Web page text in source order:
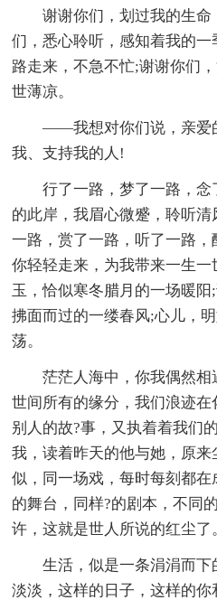
谢谢你们，划过我的生
们，悉心聆听，感知着我的
路走来，不急不忙;谢谢你们
世薄凉。
——我想对你们说，亲爱
我、支持我的人!
行了一路，梦了一路，
的此岸，我眉心微蹙，聆听
一路，赏了一路，听了一路，
你轻轻走来，为我带来一生
玉，恰似寒冬腊月的一场暖
拂面而过的一缕春风;心儿，
荡。
茫茫人海中，你我偶然
世间所有的缘分，我们浪迹
别人的故?事，又执着着我们
我，读着昨天的他与她，原
似，同一场戏，每时每刻都
的舞台，同样?的剧本，不同
许，这就是世人所说的红尘了
生活，似是一条涓涓而
淡淡，这样的日子，这样的